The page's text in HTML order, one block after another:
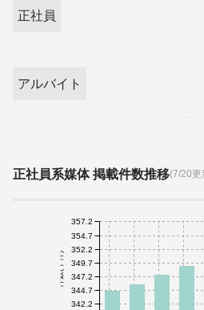
正社員
アルバイト
正社員系媒体 掲載件数推移(7/20更
件数(千件)
342.2
344.7
347.2
349.7
352.2
354.7
357.2